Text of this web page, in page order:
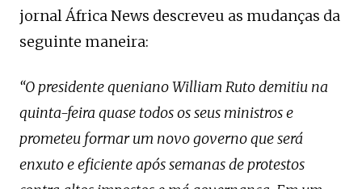
jornal África News descreveu as mudanças da
seguinte maneira:
“O presidente queniano William Ruto demitiu na
quinta-feira quase todos os seus ministros e
prometeu formar um novo governo que será
enxuto e eficiente após semanas de protestos